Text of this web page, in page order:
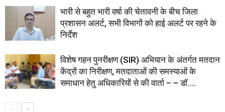
भारी से बहुत भारी वर्षा की चेतावनी के बीच जिला
प्रशासन अलर्ट, सभी विभागों को हाई अलर्ट पर रहने के
निर्देश
विशेष गहन पुनरीक्षण (SIR) अभियान के अंतर्गत मतदान
केंद्रों का निरीक्षण, मतदाताओं की समस्याओं के
समाधान हेतु अधिकारियों से की वार्ता – – डॉ....